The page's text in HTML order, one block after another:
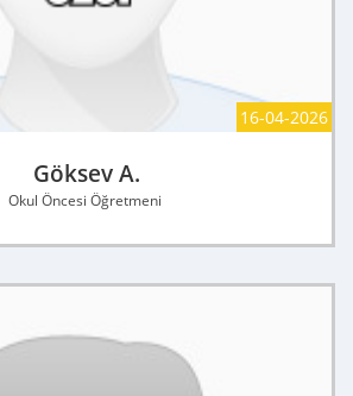
16-04-2026
Göksev A.
Okul Öncesi Öğretmeni